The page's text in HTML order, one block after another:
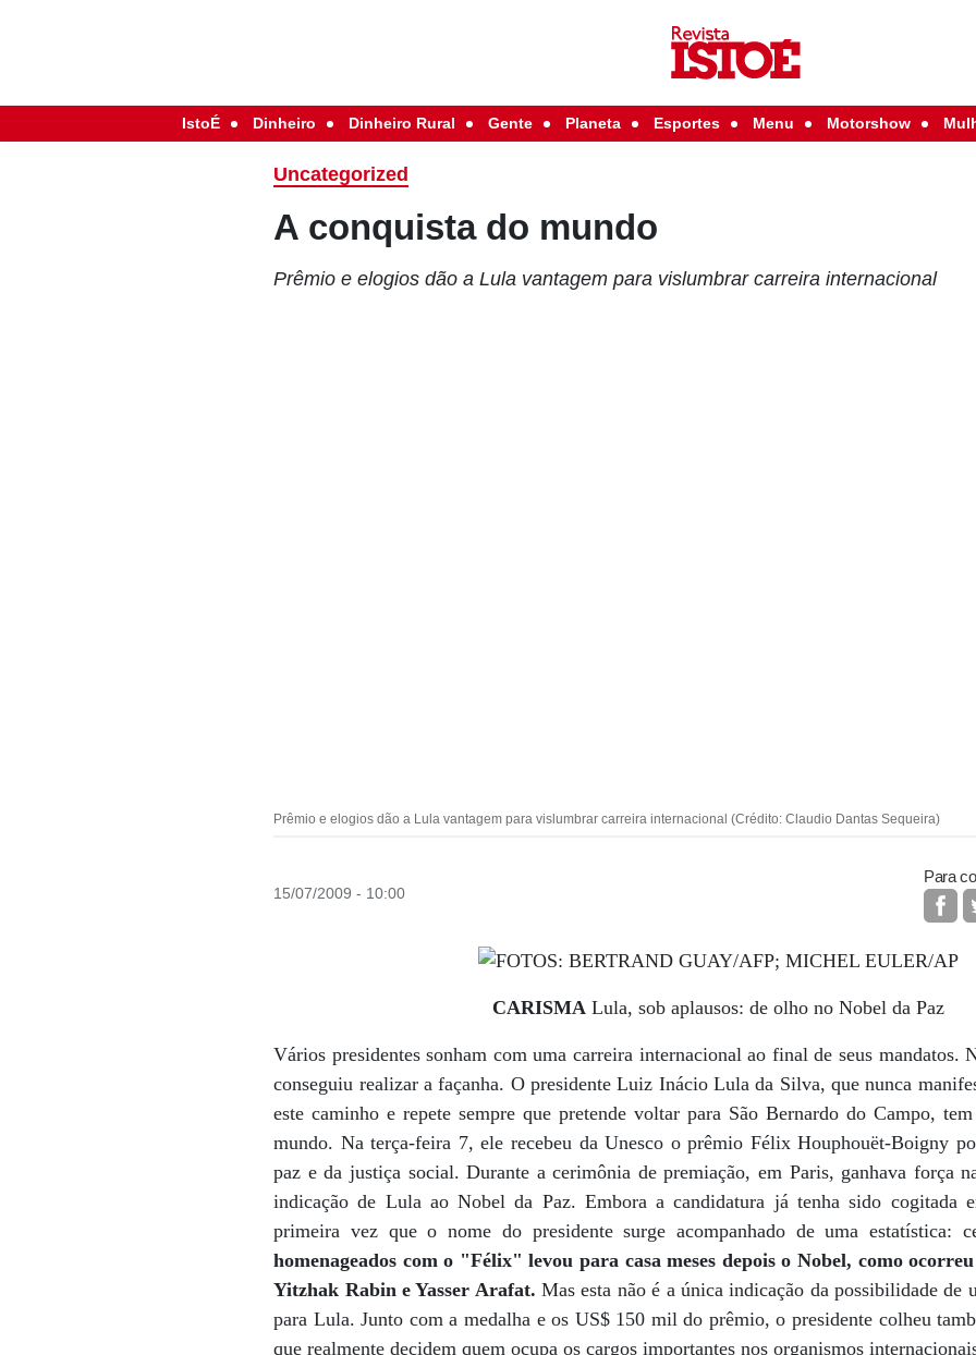
IstoÉ Dinheiro Dinheiro Rural Gente Planeta Esportes Menu Motorshow
Uncategorized
A conquista do mundo
Prêmio e elogios dão a Lula vantagem para vislumbrar carreira internacional
Prêmio e elogios dão a Lula vantagem para vislumbrar carreira internacional (Crédito: Claudio Dantas Sequeira)
15/07/2009 - 10:00
Para
CARISMALula, sob aplausos: de olho no Nobel da Paz
Vários presidentes sonham com uma carreira internacional ao final de seus mandatos.
conseguiu realizar a façanha. O presidente Luiz Inácio Lula da Silva, que nunca
este caminho e repete sempre que pretende voltar para São Bernardo do Campo,
mundo. Na terça-feira 7, ele recebeu da Unesco o prêmio Félix Houphouët-Boigny
paz e da justiça social. Durante a cerimônia de premiação, em Paris, ganhava força
indicação de Lula ao Nobel da Paz. Embora a candidatura já tenha sido cogitada
primeira vez que o nome do presidente surge acompanhado de uma estatística:
homenageados com o "Félix" levou para casa meses depois o Nobel, como
Yitzhak Rabin e Yasser Arafat. Mas esta não é a única indicação da possibilidade de
para Lula. Junto com a medalha e os US$ 150 mil do prêmio, o presidente colheu
que realmente decidem quem ocupa os cargos importantes nos organismos